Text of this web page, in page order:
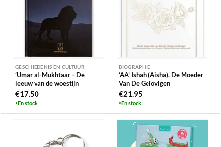
GESCHIEDENIS EN CULTUUR
‘Umar al-Mukhtaar – De
leeuw van de woestijn
€17.50
En stock
BIOGRAPHIE
‘AA’ Ishah (Aisha), De Moeder
Van De Gelovigen
€21.95
En stock